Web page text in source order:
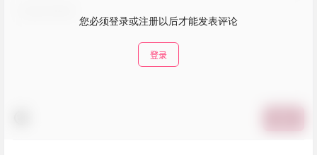
您必须登录或注册以后才能发表评论
登录